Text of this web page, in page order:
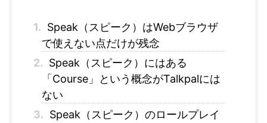
1. Speak（スピーク）はWebブラウザ
で使えない点だけが残念
2. Speak（スピーク）にはある
「Course」という概念がTalkpalには
ない
3. Speak（スピーク）のロールプレイ